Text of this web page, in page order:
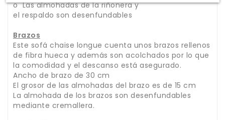
o Las almohadas de la riñonera y
el respaldo son desenfundables
Brazos
Este sofá chaise longue cuenta unos brazos rellenos
de fibra hueca y además son acolchados por lo que
la comodidad y el descanso está asegurado.
Ancho de brazo de 30 cm
El grosor de las almohadas del brazo es de 15 cm
La almohada de los brazos son desenfundables
mediante cremallera.